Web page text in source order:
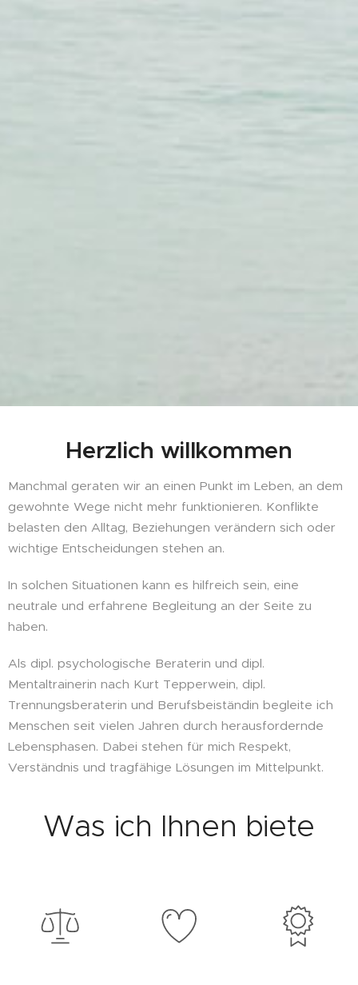
Herzlich willkommen
Manchmal geraten wir an einen Punkt im Leben, an dem
gewohnte Wege nicht mehr funktionieren. Konflikte
belasten den Alltag, Beziehungen verändern sich oder
wichtige Entscheidungen stehen an.
In solchen Situationen kann es hilfreich sein, eine
neutrale und erfahrene Begleitung an der Seite zu
haben.
Als dipl. psychologische Beraterin und dipl.
Mentaltrainerin nach Kurt Tepperwein, dipl.
Trennungsberaterin und Berufsbeiständin begleite ich
Menschen seit vielen Jahren durch herausfordernde
Lebensphasen. Dabei stehen für mich Respekt,
Verständnis und tragfähige Lösungen im Mittelpunkt.
Was ich Ihnen biete